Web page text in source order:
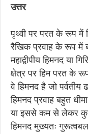
उत्तर
पृथ्वी पर परत के रूप में
रैखिक प्रवाह के रूप में
महाद्वीपीय हिमनद या
क्षेत्र पर हिम परत के
वे हिमनद है जो पर्वतीय
हिमनद प्रवाह बहुत
या इससे कम से लेकर
हिमनद मुख्यतः